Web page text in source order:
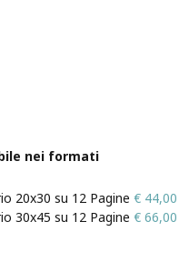
nei formati
20x30 su 12 Pagine € 44,00
30x45 su 12 Pagine € 66,00